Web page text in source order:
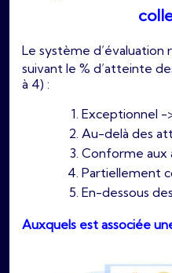
Le système d’évaluation
suivant le % d’atteinte
à 4) :
Exceptionnel
Au-delà des
Conforme
Partiellement
En-dessous
Auxquels est associée